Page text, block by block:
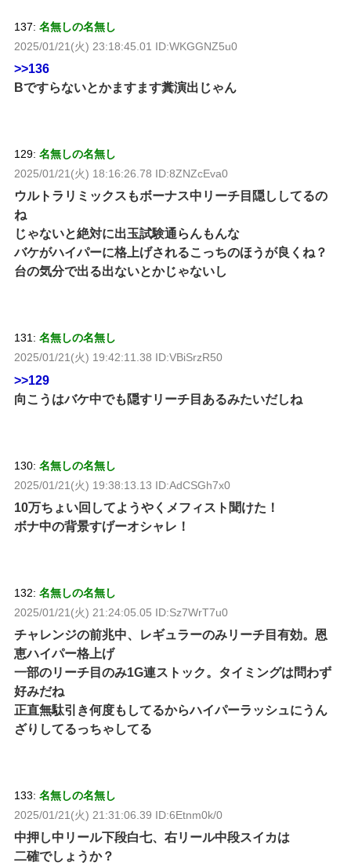
137: 名無しの名無し
2025/01/21(火) 23:18:45.01 ID:WKGGNZ5u0
>>136
Bですらないとかますます糞演出じゃん
129: 名無しの名無し
2025/01/21(火) 18:16:26.78 ID:8ZNZcEva0
ウルトラリミックスもボーナス中リーチ目隠ししてるの
ね
じゃないと絶対に出玉試験通らんもんな
バケがハイパーに格上げされるこっちのほうが良くね？
台の気分で出る出ないとかじゃないし
131: 名無しの名無し
2025/01/21(火) 19:42:11.38 ID:VBiSrzR50
>>129
向こうはバケ中でも隠すリーチ目あるみたいだしね
130: 名無しの名無し
2025/01/21(火) 19:38:13.13 ID:AdCSGh7x0
10万ちょい回してようやくメフィスト聞けた！
ボナ中の背景すげーオシャレ！
132: 名無しの名無し
2025/01/21(火) 21:24:05.05 ID:Sz7WrT7u0
チャレンジの前兆中、レギュラーのみリーチ目有効。恩
恵ハイパー格上げ
一部のリーチ目のみ1G連ストック。タイミングは問わず
好みだね
正直無駄引き何度もしてるからハイパーラッシュにうん
ざりしてるっちゃしてる
133: 名無しの名無し
2025/01/21(火) 21:31:06.39 ID:6Etnm0k/0
中押し中リール下段白七、右リール中段スイカは
二確でしょうか？